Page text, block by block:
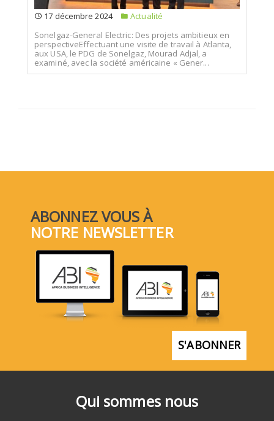
17 décembre 2024
Actualité
Sonelgaz-General Electric: Des projets ambitieux en
perspectiveEffectuant une visite de travail à Atlanta,
aux USA, le PDG de Sonelgaz, Mourad Adjal, a
examiné, avec la société américaine « Gener...
Qui sommes nous
ABONNEZ VOUS À
NOTRE NEWSLETTER
S'ABONNER